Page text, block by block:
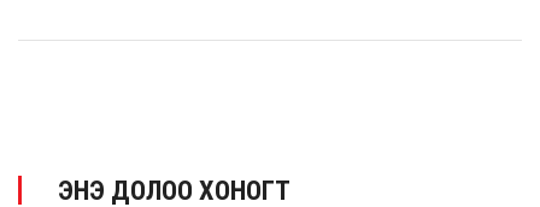
ЭНЭ ДОЛОО ХОНОГТ